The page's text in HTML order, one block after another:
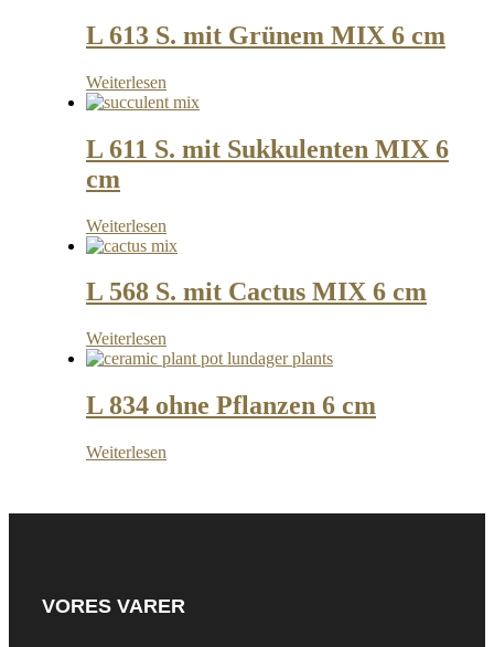
L 613 S. mit Grünem MIX 6 cm
Weiterlesen
L 611 S. mit Sukkulenten MIX 6
cm
Weiterlesen
L 568 S. mit Cactus MIX 6 cm
Weiterlesen
L 834 ohne Pflanzen 6 cm
Weiterlesen
VORES VARER